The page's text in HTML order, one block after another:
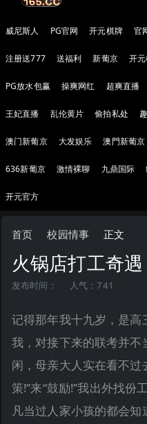
威尼斯人 PG官网 开元棋牌 官
注册送777 送福利 新葡京 开
PG放水包赢 操爽网红 超爽直播
王妃直播 乱伦黄片 偷拍私处
澳门新葡京 大发娱乐 澳門新葡京
636新葡京 激情裸聊 九鼎国际
开元官方
首页 校园情事 正文
火锅店打工奇遇
发布时间： 人气：741
记得那年我十九岁，是
我，对接下来的联考并
闲，母亲大人实在看不过
策!”来“鼓励!”我出外找份
凡当过人家小孩的都会